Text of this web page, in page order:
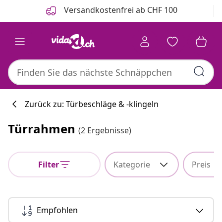
Versandkostenfrei ab CHF 100
Zurück zu: Türbeschläge & -klingeln
Türrahmen (2 Ergebnisse)
Filter Kategorie Preis
Empfohlen